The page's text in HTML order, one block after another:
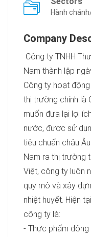
Hành
Company
Công ty TNHH
Nam thành lập
Công ty hoạt
thị trường chính là
muốn đưa lại lợi
nước, được sử
tiêu chuẩn châu
Nam ra thị trường
Việt, công ty luôn
quy mô và xây
nhiệt huyết. Hiện
công ty là:
- Thực phẩm đông